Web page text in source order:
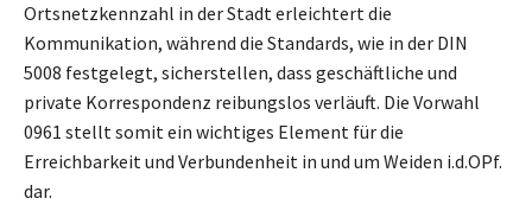
Ortsnetzkennzahl in der Stadt erleichtert die
Kommunikation, während die Standards, wie in der DIN
5008 festgelegt, sicherstellen, dass geschäftliche und
private Korrespondenz reibungslos verläuft. Die Vorwahl
0961 stellt somit ein wichtiges Element für die
Erreichbarkeit und Verbundenheit in und um Weiden i.d.OPf.
dar.